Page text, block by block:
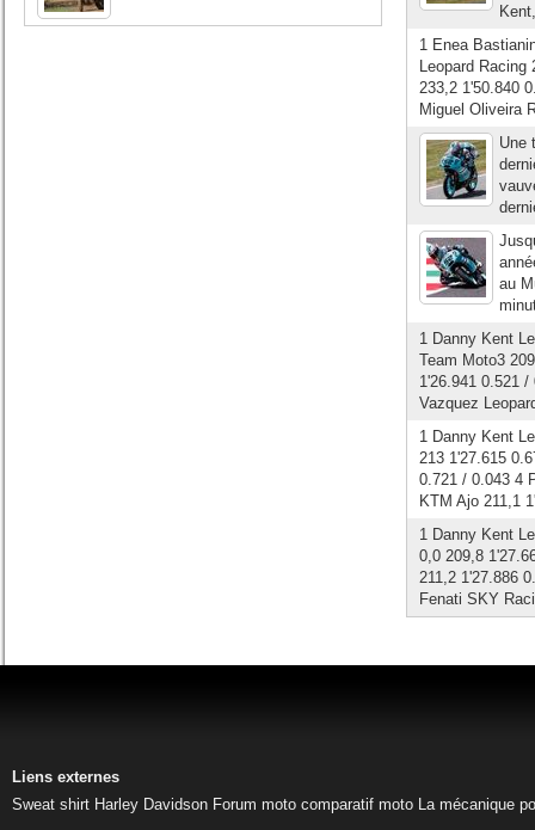
1 Enea
Leopard
233,2 1'50.840
Miguel Oliveira
Une
au
1 Danny Kent
Team Moto3
1'26.941 0.521
Vazquez
1 Danny Kent
213 1'27.615
0.721 / 0.043 4
KTM Ajo 211,1
1 Danny Kent
0,0 209,8
211,2 1'27.886
Fenati SKY
Liens externes
Sweat shirt Harley Davidson Forum moto comparatif moto La mécanique